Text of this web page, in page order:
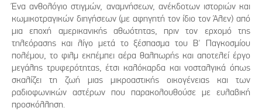
Ένα ανθολόγιο στιγμών, αναμνήσεων, ανέκδοτων ιστοριών και
κωμικοτραγικών διηγήσεων (με αφηγητή τον ίδιο τον Άλεν) από
μια εποχή αμερικανικής αθωότητας, πριν τον ερχομό της
τηλεόρασης και λίγο μετά το ξέσπασμα του Β' Παγκοσμίου
πολέμου, το φιλμ εκπέμπει αέρα θαλπωρής και αποτελεί έργο
μεγάλης τρυφερότητας, έτσι καλόκαρδα και νοσταλγικά όπως
σκαλίζει τη ζωή μιας μικροαστικής οικογένειας και των
ραδιοφωνικών αστέρων που παρακολουθούσε με ευλαβική
προσκόλληση.